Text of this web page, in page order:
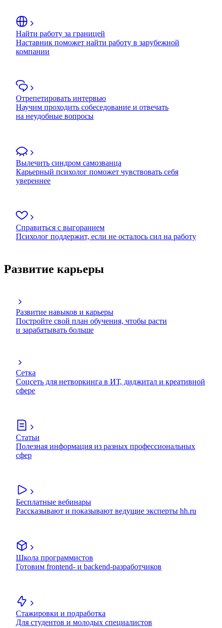
Найти работу за границей
Наставник поможет найти работу в зарубежной
компании
Отрепетировать интервью
Научим проходить собеседование и отвечать
на неудобные вопросы
Вылечить синдром самозванца
Карьерный психолог поможет чувствовать себя
увереннее
Справиться с выгоранием
Психолог поддержит, если не осталось сил на работу
Развитие карьеры
Развитие навыков и карьеры
Постройте свой план обучения, чтобы расти
и зарабатывать больше
Сетка
Соцсеть для нетворкинга в ИТ, диджитал и креативной
сфере
Статьи
Полезная информация из разных профессиональных
сфер
Бесплатные вебинары
Рассказывают и показывают ведущие эксперты hh.ru
Школа программистов
Готовим frontend- и backend-разработчиков
Стажировки и подработка
Для студентов и молодых специалистов